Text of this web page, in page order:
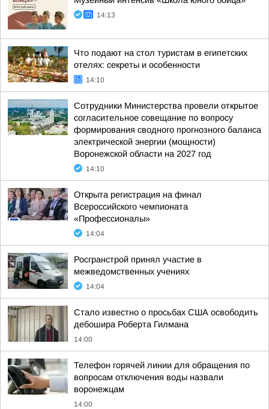
14:13
Что подают на стол туристам в египетских
отелях: секреты и особенности
14:10
Сотрудники Министерства провели открытое
согласительное совещание по вопросу
формирования сводного прогнозного баланса
электрической энергии (мощности)
Воронежской области на 2027 год
14:10
Открыта регистрация на финал
Всероссийского чемпионата
«Профессионалы»
14:04
Росгранстрой принял участие в
межведомственных учениях
14:04
Стало известно о просьбах США освободить
дебошира Роберта Гилмана
14:00
Телефон горячей линии для обращения по
вопросам отключения воды назвали
воронежцам
14:00